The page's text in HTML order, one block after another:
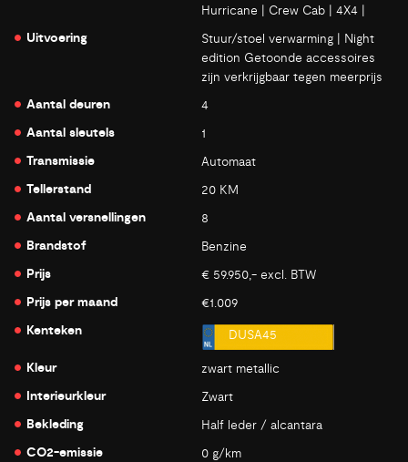
Hurricane | Crew Cab | 4X4 |
Uitvoering
Stuur/stoel verwarming | Night
edition Getoonde accessoires
zijn verkrijgbaar tegen meerprijs
Aantal deuren 4
Aantal sleutels 1
Transmissie Automaat
Tellerstand 20 KM
Aantal versnellingen 8
Brandstof Benzine
Prijs € 59.950,- excl. BTW
Prijs per maand €1.009
Kenteken DUSA45
Kleur zwart metallic
Interieurkleur Zwart
Bekleding Half leder / alcantara
CO2-emissie 0 g/km